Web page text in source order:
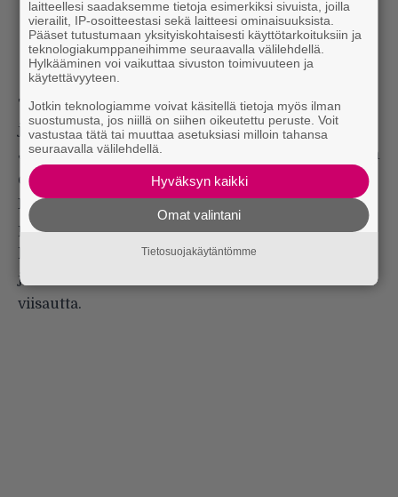
Toki yhtye tunnustaa esikuvikseen kaikenlaiset
jylinä- ja kolinabändit Swervedriverista Killing
Jokeen, mutta ilmaisu ei ole jäljentämistä tai jonkin
ennalta määrätyn estetiikan toteuttamista.
Ehkä kerrankin siitä, että tekijät ovat
parikymppisten tulokkaiden sijaan aikamiehiä, on
hyötyä. Vaikutteet ovat saaneet jalostua rauhassa,
jolloin taiteellisissa ratkaisuissa on hätiköimätöntä
viisautta.
laitteellesi saadaksemme tietoja esimerkiksi sivuista, joilla
vierailit, IP-osoitteestasi sekä laitteesi ominaisuuksista.
Pääset tutustumaan yksityiskohtaisesti käyttötarkoituksiin ja
teknologiakumppaneihimme seuraavalla välilehdellä.
Hylkääminen voi vaikuttaa sivuston toimivuuteen ja
käytettävyyteen.
Jotkin teknologiamme voivat käsitellä tietoja myös ilman
suostumusta, jos niillä on siihen oikeutettu peruste. Voit
vastustaa tätä tai muuttaa asetuksiasi milloin tahansa
seuraavalla välilehdellä.
Hyväksyn kaikki
Omat valintani
Tietosuojakäytäntömme